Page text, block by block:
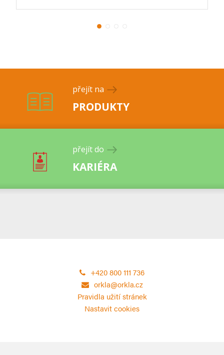
přejít na
PRODUKTY
přejít do
KARIÉRA
+420 800 111 736
orkla@orkla.cz
Pravidla užití stránek
Nastavit cookies